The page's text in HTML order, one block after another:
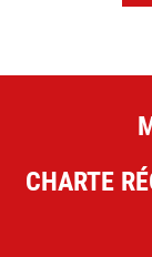
CHARTE